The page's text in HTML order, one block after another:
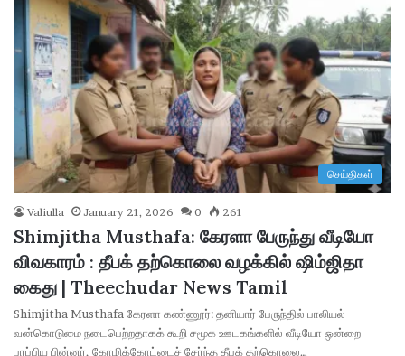
செய்திகள்
Valiulla January 21, 2026 0 261
Shimjitha Musthafa: கேரளா பேருந்து வீடியோ
விவகாரம் : தீபக் தற்கொலை வழக்கில் ஷிம்ஜிதா
கைது | Theechudar News Tamil
Shimjitha Musthafa கேரளா கண்ணூர்: தனியார் பேருந்தில் பாலியல்
வன்கொடுமை நடைபெற்றதாகக் கூறி சமூக ஊடகங்களில் வீடியோ ஒன்றை
பரப்பிய பின்னர், கோழிக்கோட்டைச் சேர்ந்த தீபக் தற்கொலை…